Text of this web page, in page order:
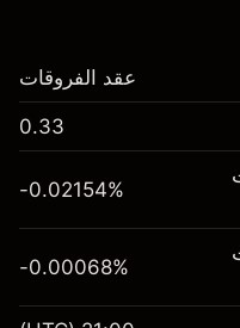
من خلال عقود
عقد الفروقات
0.33
-0.02154%
-0.00068%